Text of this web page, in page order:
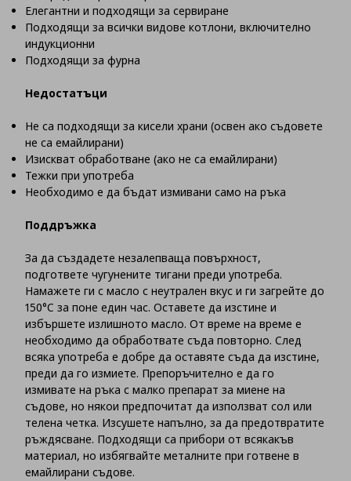
Елегантни и подходящи за сервиране
Подходящи за всички видове котлони, включително
индукционни
Подходящи за фурна
Недостатъци
Не са подходящи за кисели храни (освен ако съдовете
не са емайлирани)
Изискват обработване (ако не са емайлирани)
Тежки при употреба
Необходимо е да бъдат измивани само на ръка
Поддръжка
За да създадете незалепваща повърхност,
подгответе чугунените тигани преди употреба.
Намажете ги с масло с неутрален вкус и ги загрейте до
150°C за поне един час. Оставете да изстине и
избършете излишното масло. От време на време е
необходимо да обработвате съда повторно. След
всяка употреба е добре да оставяте съда да изстине,
преди да го измиете. Препоръчително е да го
измивате на ръка с малко препарат за миене на
съдове, но някои предпочитат да използват сол или
телена четка. Изсушете напълно, за да предотвратите
ръждясване. Подходящи са прибори от всякакъв
материал, но избягвайте металните при готвене в
емайлирани съдове.